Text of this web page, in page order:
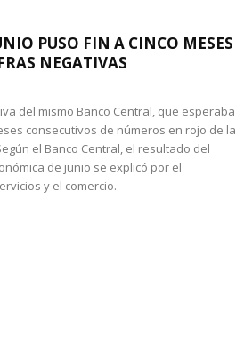
PUSO FIN A CINCO MESES
NEGATIVAS
del mismo Banco Central, que esperaba
consecutivos de números en rojo de la
el Banco Central, el resultado del
de junio se explicó por el
y el comercio.